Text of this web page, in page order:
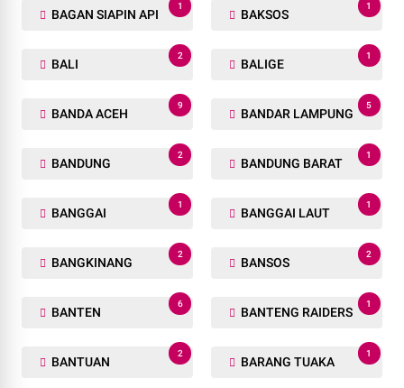
BAGAN SIAPIN API
1
BAKSOS
1
BALI
2
BALIGE
1
BANDA ACEH
9
BANDAR LAMPUNG
5
BANDUNG
2
BANDUNG BARAT
1
BANGGAI
1
BANGGAI LAUT
1
BANGKINANG
2
BANSOS
2
BANTEN
6
BANTENG RAIDERS
1
BANTUAN
2
BARANG TUAKA
1